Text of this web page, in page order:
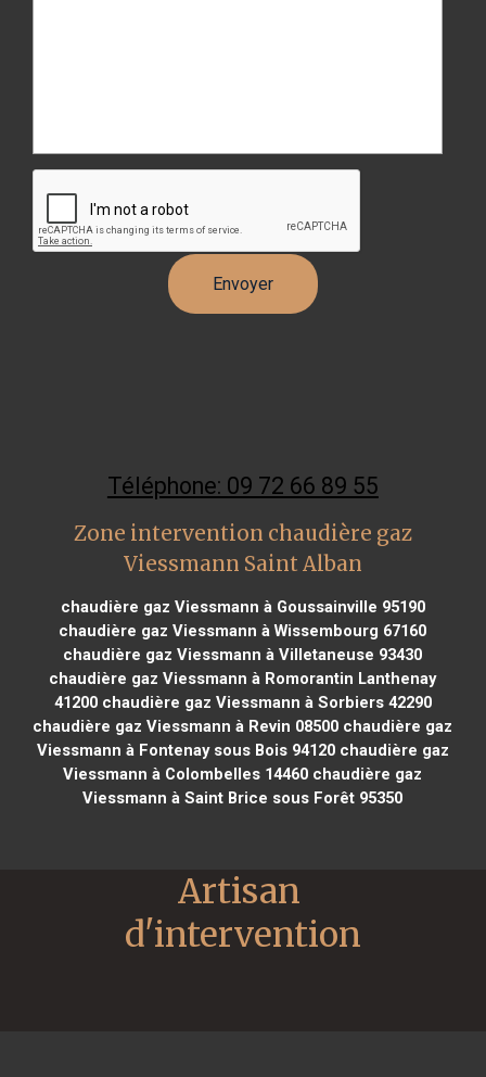
Téléphone: 09 72 66 89 55
Zone intervention chaudière gaz
Viessmann Saint Alban
chaudière gaz Viessmann à Goussainville 95190
chaudière gaz Viessmann à Wissembourg 67160
chaudière gaz Viessmann à Villetaneuse 93430
chaudière gaz Viessmann à Romorantin Lanthenay
41200chaudière gaz Viessmann à Sorbiers 42290
chaudière gaz Viessmann à Revin 08500 chaudière gaz
Viessmann à Fontenay sous Bois 94120chaudière gaz
Viessmann à Colombelles 14460 chaudière gaz
Viessmann à Saint Brice sous Forêt 95350
Artisan
d'intervention